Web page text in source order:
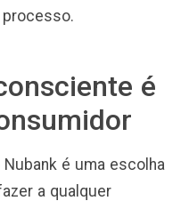
é
é uma escolha
a qualquer